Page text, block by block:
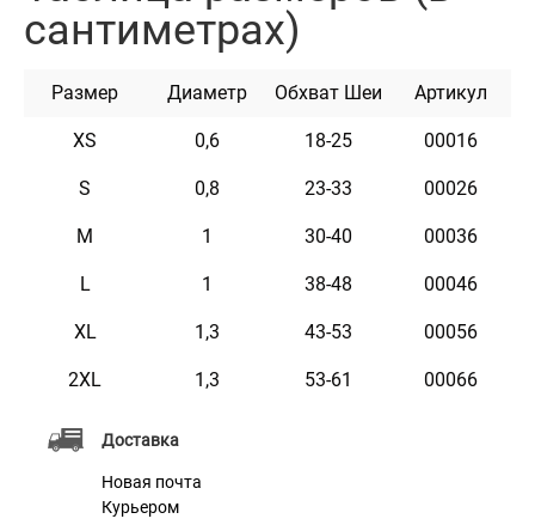
Доставка
Новая почта
Курьером
различных цветах и ​​размерах.
сантиметрах)
Размер Диаметр Обхват Шеи Артикул
XS 0,6 18-25 00016
S 0,8 23-33 00026
M 1 30-40 00036
L 1 38-48 00046
XL 1,3 43-53 00056
2XL 1,3 53-61 00066